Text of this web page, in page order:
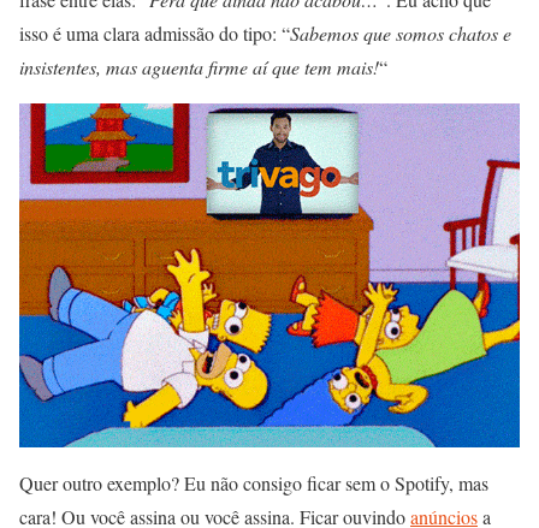
isso é uma clara admissão do tipo: “Sabemos que somos chatos e
insistentes, mas aguenta firme aí que tem mais!“
Quer outro exemplo? Eu não consigo ficar sem o Spotify, mas
cara! Ou você assina ou você assina. Ficar ouvindoanúnciosa